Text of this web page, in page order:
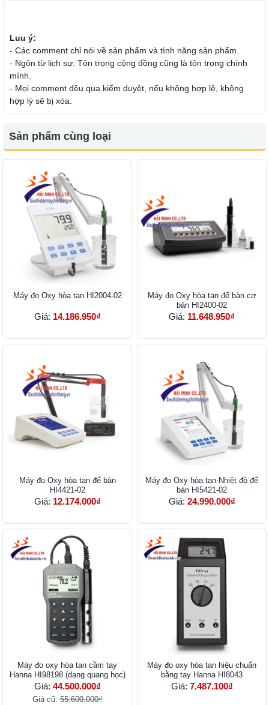
Luu ý:
- Các comment chỉ nói về sản phẩm và tính năng sản phẩm.
- Ngôn từ lịch sự. Tôn trọng cộng đồng cũng là tôn trọng chính
mình.
- Mọi comment đều qua kiểm duyệt, nếu không hợp lệ, không
hợp lý sẽ bị xóa.
Sản phẩm cùng loại
Máy đo Oxy hòa tan HI2004-02
Giá: 14.186.950₫
Máy đo Oxy hòa tan để bàn cơ
bản HI2400-02
Giá: 11.648.950₫
Máy đo Oxy hòa tan để bàn
HI4421-02
Giá: 12.174.000₫
Máy đo Oxy hòa tan-Nhiệt độ để
bàn HI5421-02
Giá: 24.990.000₫
Máy đo oxy hòa tan cầm tay
Hanna HI98198 (dạng quang học)
Giá: 44.500.000₫
Giá cũ:55.600.000₫
Máy đo oxy hòa tan hiệu chuẩn
bằng tay Hanna HI8043
Giá: 7.487.100₫